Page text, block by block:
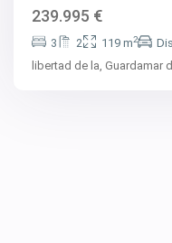
239.995 €
3 2 119 m2
libertad de la,Guardamar